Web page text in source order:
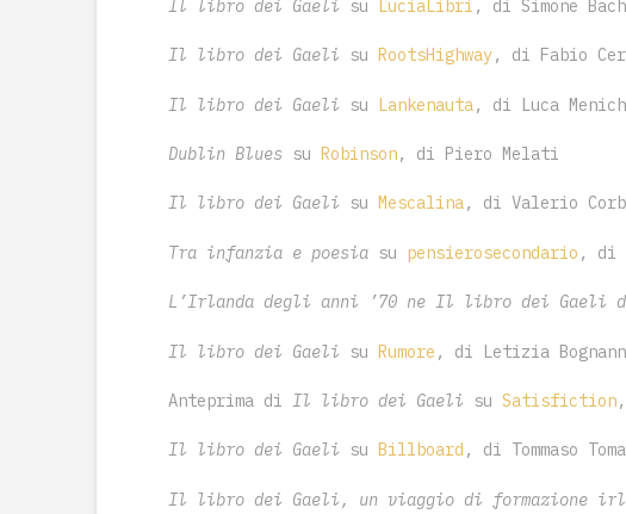
Il libro dei Gaeli su LuciaLibri , di Simone
Il libro dei Gaeli su RootsHighway, di Fabio
Il libro dei Gaeli su Lankenauta, di Luca
Dublin Blues su Robinson, di Piero Melati
Il libro dei Gaeli su Mescalina, di Valerio
Tra infanzia e poesiasu pensierosecondario , di
L’Irlanda degli anni ’70 ne Il libro dei Gaeli di
Il libro dei Gaeli su Rumore , di Letizia
Anteprima di Il libro dei Gaeli su Satisfiction,
Il libro dei Gaeli su Billboard , di Tommaso Toma
Il libro dei Gaeli, un viaggio di formazione